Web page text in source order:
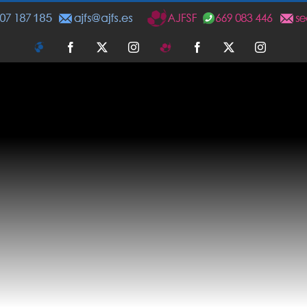
AJFS FacebookTwitterInstagram
AJFSF FacebookTwitterInstagram